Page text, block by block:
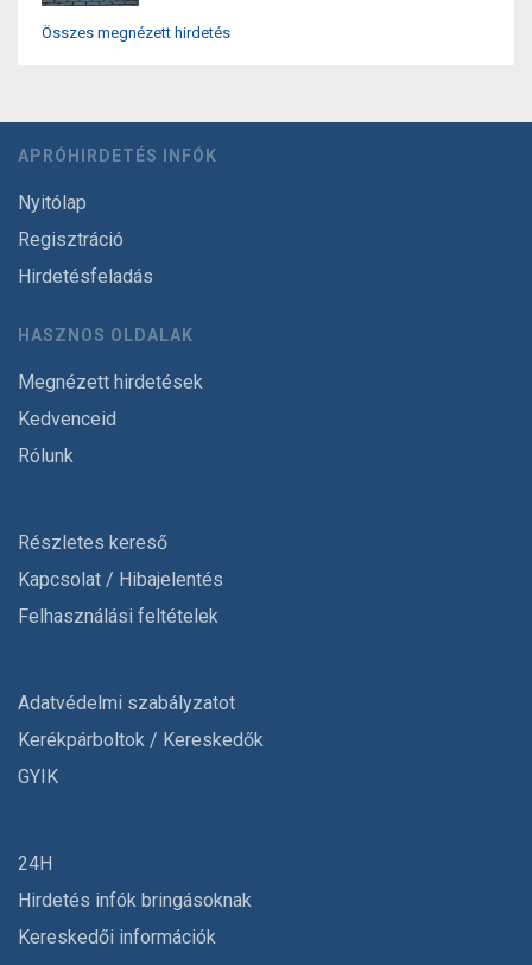
Összes megnézett hirdetés
APRÓHIRDETÉS INFÓK
Nyitólap
Regisztráció
Hirdetésfeladás
HASZNOS OLDALAK
Megnézett hirdetések
Kedvenceid
Rólunk
Részletes kereső
Kapcsolat / Hibajelentés
Felhasználási feltételek
Adatvédelmi szabályzatot
Kerékpárboltok / Kereskedők
GYIK
24H
Hirdetés infók bringásoknak
Kereskedői információk